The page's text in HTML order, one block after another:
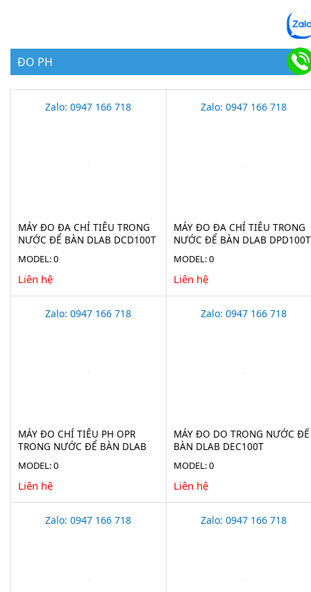
ĐO PH
Zalo: 0947 166 718
MÁY ĐO ĐA CHỈ TIÊU TRONG
NƯỚC ĐỂ BÀN DLAB DCD100T
MODEL: 0
Liên hệ
Zalo: 0947 166 718
MÁY ĐO ĐA CHỈ TIÊU TRONG
NƯỚC ĐỂ BÀN DLAB DPD100T
MODEL: 0
Liên hệ
Zalo: 0947 166 718
MÁY ĐO CHỈ TIÊU PH OPR
TRONG NƯỚC ĐỂ BÀN DLAB
MODEL: 0
Liên hệ
Zalo: 0947 166 718
MÁY ĐO DO TRONG NƯỚC ĐỂ
BÀN DLAB DEC100T
MODEL: 0
Liên hệ
Zalo: 0947 166 718 Zalo: 0947 166 718